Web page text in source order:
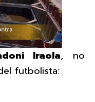
Iraola, no
futbolista: